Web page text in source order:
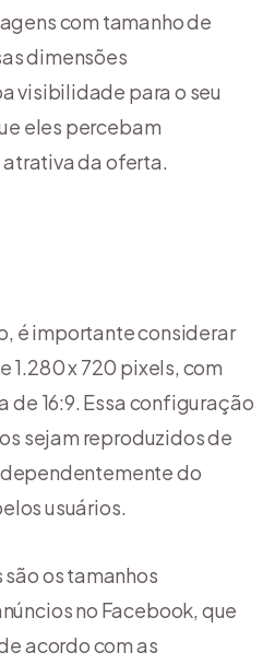
com tamanho de
dimensões
visibilidade para o seu
eles percebam
da oferta.
é importante considerar
1.280 x 720 pixels, com
de 16:9. Essa configuração
sejam reproduzidos de
do
usuários.
os tamanhos
no Facebook, que
acordo com as